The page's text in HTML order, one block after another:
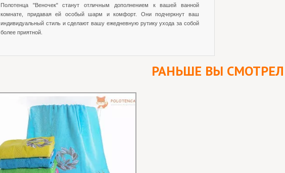
Полотенца "Веночек" станут отличным дополнением к вашей ванной
комнате, придавая ей особый шарм и комфорт. Они подчеркнут ваш
индивидуальный стиль и сделают вашу ежедневную рутику ухода за собой
более приятной.
РАНЬШЕ ВЫ